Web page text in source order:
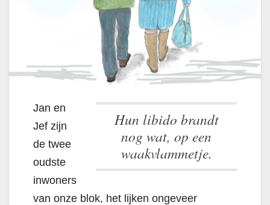
Hun libido brandt
nog wat, op een
waakvlammetje.
Jan en
Jef zijn
de twee
oudste
inwoners
van onze blok, het lijken ongeveer